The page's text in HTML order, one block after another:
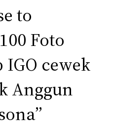
to
Foto
cewek
Anggun